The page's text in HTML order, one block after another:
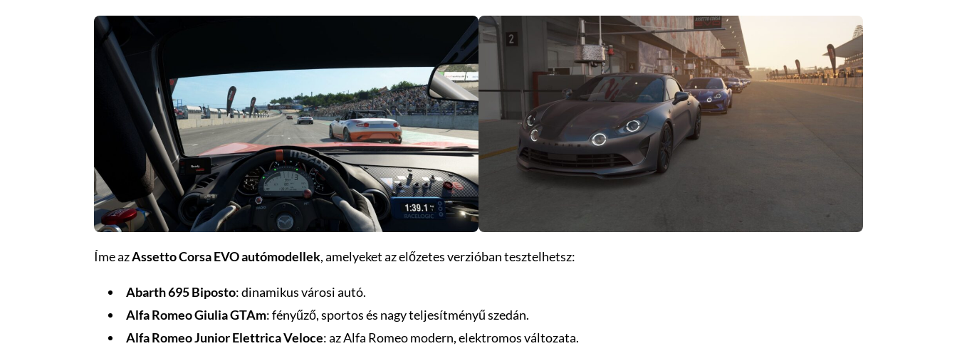
Íme azAssetto Corsa EVO autómodellek, amelyeket az előzetes verzióban tesztelhetsz:
Abarth 695 Biposto: dinamikus városi autó.
Alfa Romeo Giulia GTAm: fényűző, sportos és nagy teljesítményű szedán.
Alfa Romeo Junior Elettrica Veloce: az Alfa Romeo modern, elektromos változata.